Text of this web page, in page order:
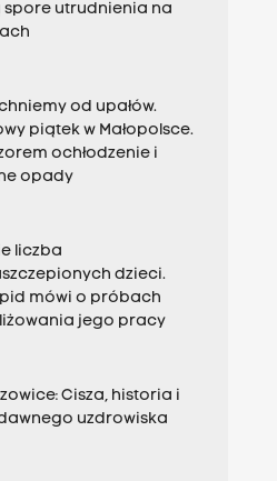
spore utrudnienia na
od upałów.
piątek w Małopolsce.
ochłodzenie i
opady
liczba
dzieci.
mówi o próbach
jego pracy
Cisza, historia i
uzdrowiska